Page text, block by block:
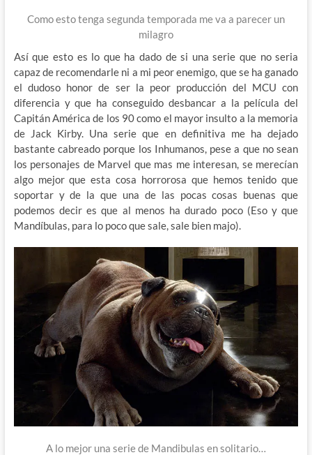
Como esto tenga segunda temporada me va a parecer un
milagro
Así que esto es lo que ha dado de si una serie que no seria
capaz de recomendarle ni a mi peor enemigo, que se ha ganado
el dudoso honor de ser la peor producción del MCU con
diferencia y que ha conseguido desbancar a la película del
Capitán América de los 90 como el mayor insulto a la memoria
de Jack Kirby. Una serie que en definitiva me ha dejado
bastante cabreado porque los Inhumanos, pese a que no sean
los personajes de Marvel que mas me interesan, se merecían
algo mejor que esta cosa horrorosa que hemos tenido que
soportar y de la que una de las pocas cosas buenas que
podemos decir es que al menos ha durado poco (Eso y que
Mandíbulas, para lo poco que sale, sale bien majo).
A lo mejor una serie de Mandibulas en solitario…